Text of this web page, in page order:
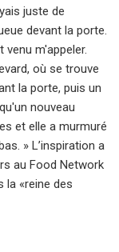
juste de
devant la porte.
m'appeler.
où se trouve
la porte, puis un
nouveau
et elle a murmuré
» L’inspiration a
au Food Network
la «reine des